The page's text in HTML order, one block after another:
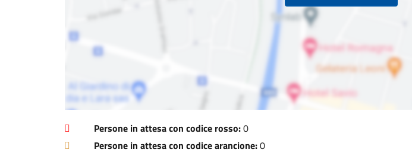
Persone in attesa con codice rosso:0
Persone in attesa con codice arancione:0